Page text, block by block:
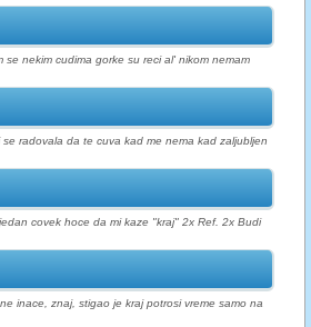
se nekim cudima gorke su reci al' nikom nemam
radovala da te cuva kad me nema kad zaljubljen
covek hoce da mi kaze "kraj" 2x Ref. 2x Budi
inace, znaj, stigao je kraj potrosi vreme samo na